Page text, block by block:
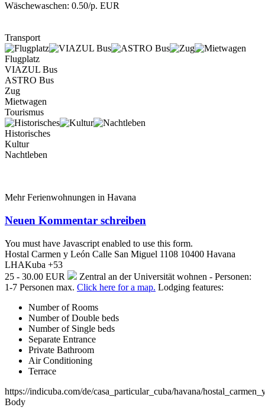
Wäschewaschen: 0.50/p. EUR
Transport
Flugplatz
VIAZUL Bus
ASTRO Bus
Zug
Mietwagen
Tourismus
Historisches
Kultur
Nachtleben
Mehr Ferienwohnungen in Havana
Neuen Kommentar schreiben
You must have Javascript enabled to use this form.
Hostal Carmen y León Calle San Miguel 1108 10400 Havana
LHAKuba +53
25 - 30.00 EUR
Zentral an der Universität wohnen - Personen:
1-7 Personen max. Click here for a map. Lodging features:
Number of Rooms
Number of Double beds
Number of Single beds
Separate Entrance
Private Bathroom
Air Conditioning
Terrace
https://indicuba.com/de/casa_particular_cuba/havana/
Body